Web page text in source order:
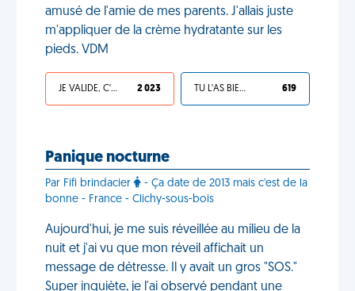
amusé de l'amie de mes parents. J'allais juste
m'appliquer de la crème hydratante sur les
pieds. VDM
JE VALIDE, C'EST UNE VDM 2 023 TU L'AS BIEN MÉRITÉ 619
Panique nocturne
Par Fifi brindacier
- Ça date de 2013 mais c'est de la
bonne - France - Clichy-sous-bois
Aujourd'hui, je me suis réveillée au milieu de la
nuit et j'ai vu que mon réveil affichait un
message de détresse. Il y avait un gros "SOS."
Super inquiète, je l'ai observé pendant une